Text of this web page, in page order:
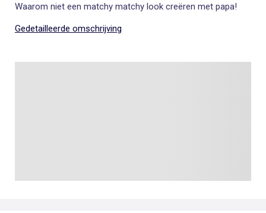
Waarom niet een matchy matchy look creëren met papa!
Gedetailleerde omschrijving